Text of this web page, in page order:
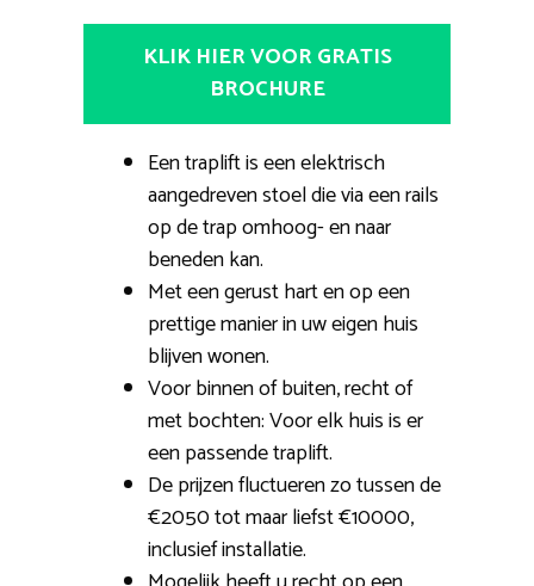
KLIK HIER VOOR GRATIS
BROCHURE
Een traplift is een elektrisch
aangedreven stoel die via een rails
op de trap omhoog- en naar
beneden kan.
Met een gerust hart en op een
prettige manier in uw eigen huis
blijven wonen.
Voor binnen of buiten, recht of
met bochten: Voor elk huis is er
een passende traplift.
De prijzen fluctueren zo tussen de
€2050 tot maar liefst €10000,
inclusief installatie.